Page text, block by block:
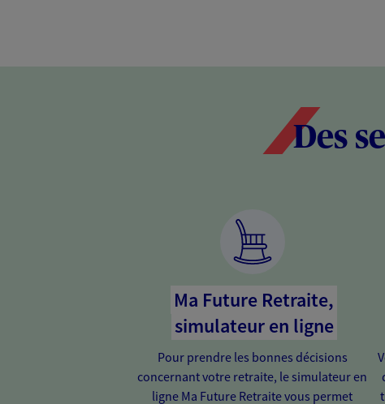
Des
Ma Future Retraite,
simulateur en ligne
Pour prendre les bonnes décisions
concernant votre retraite, le simulateur en
ligne Ma Future Retraite vous permet